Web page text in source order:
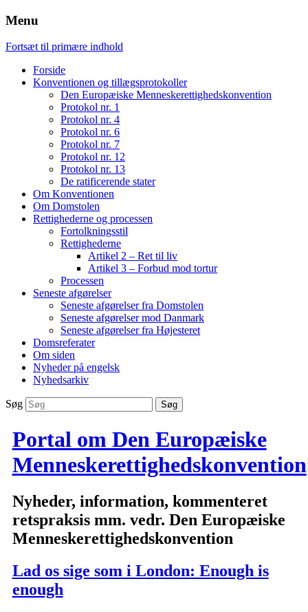
Menu
Fortsæt til primære indhold
Forside
Konventionen og tillægsprotokoller
Den Europæiske Menneskerettighedskonvention
Protokol nr. 1
Protokol nr. 4
Protokol nr. 6
Protokol nr. 7
Protokol nr. 12
Protokol nr. 13
De ratificerende stater
Om Konventionen
Om Domstolen
Rettighederne og processen
Fortolkningsstil
Rettighederne
Artikel 2 – Ret til liv
Artikel 3 – Forbud mod tortur
Processen
Seneste afgørelser
Seneste afgørelser fra Domstolen
Seneste afgørelser mod Danmark
Seneste afgørelser fra Højesteret
Domsreferater
Om siden
Nyheder på engelsk
Nyhedsarkiv
Søg
Portal om Den Europæiske
Menneskerettighedskonvention
Nyheder, information, kommenteret
retspraksis mm. vedr. Den Europæiske
Menneskerettighedskonvention
Lad os sige som i London: Enough is
enough